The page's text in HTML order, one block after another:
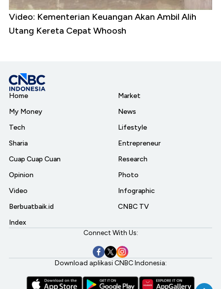
Video: Kementerian Keuangan Akan Ambil Alih
Utang Kereta Cepat Whoosh
Home
My Money
Tech
Sharia
Cuap Cuap Cuan
Opinion
Video
Berbuatbaik.id
Index
Market
News
Lifestyle
Entrepreneur
Research
Photo
Infographic
CNBC TV
Connect With Us:
Download aplikasi CNBC Indonesia: